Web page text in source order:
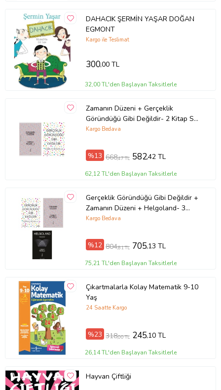
DAHACIK ŞERMİN YAŞAR DOĞAN
EGMONT
Kargo ile Teslimat
300,00 TL
32,00 TL'den Başlayan Taksitlerle
Zamanın Düzeni + Gerçeklik
Göründüğü Gibi Değildir- 2 Kitap Set
- Iş Bankası Özel Set Zamanın
Kargo Bedava
%13 668,47 TL 582,42 TL
62,12 TL'den Başlayan Taksitlerle
Gerçeklik Göründüğü Gibi Değildir +
Zamanın Düzeni + Helgoland- 3
Kitap Set - Iş Bankası Özel Set
Kargo Bedava
%12 804,81 TL 705,13 TL
75,21 TL'den Başlayan Taksitlerle
Çıkartmalarla Kolay Matematik 9-10
Yaş
24 Saatte Kargo
%23 318,00 TL 245,10 TL
26,14 TL'den Başlayan Taksitlerle
Hayvan Çiftliği